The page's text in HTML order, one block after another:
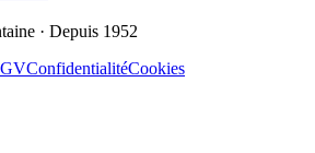
· Depuis 1952
ConfidentialitéCookies